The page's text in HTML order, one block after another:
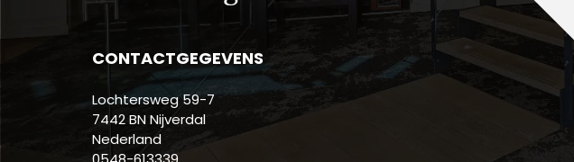
CONTACTGEGEVENS
Lochtersweg 59-7
7442 BN Nijverdal
Nederland